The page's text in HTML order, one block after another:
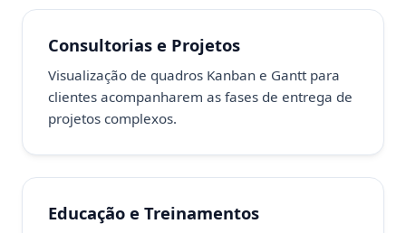
Consultorias e Projetos
Visualização de quadros Kanban e Gantt para
clientes acompanharem as fases de entrega de
projetos complexos.
Educação e Treinamentos